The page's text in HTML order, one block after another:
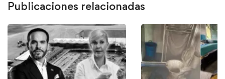
Publicaciones relacionadas